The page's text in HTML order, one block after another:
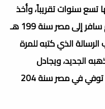
سنوات تقريباً، وأخذ
يُلقي دروسه في الحرم المكي، ثم سافر إلى مصر سنة 199 هـ
الذي كتبه للمرة
الجديد، ويجادل
مخالفيه، ويعلِّم طلابَ العلم، حتى توفي في مصر سنة 204